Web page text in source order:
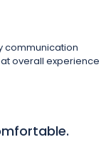
communication
overall experience